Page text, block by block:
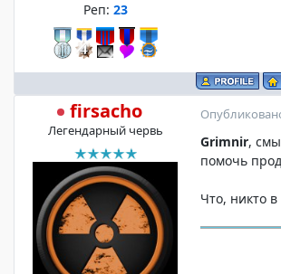
Реп: 23
firsacho
Легендарный червь
Grimnir,
помочь
Что, никто